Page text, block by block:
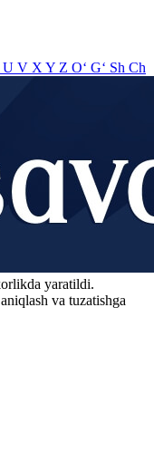
U V X Y Z O‘ G‘ Sh Ch
yaratildi.
va tuzatishga